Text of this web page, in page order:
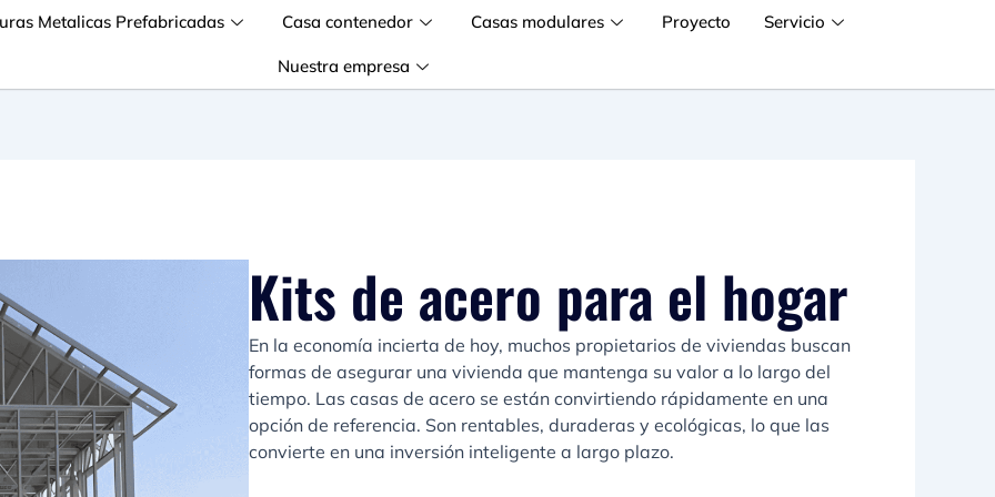
Metalicas Prefabricadas Casa contenedor Casas modulares Proyecto Servicio
Nuestra empresa
Kits de acero para el hogar
En la economía incierta de hoy, muchos propietarios de viviendas buscan
formas de asegurar una vivienda que mantenga su valor a lo largo del
tiempo. Las casas de acero se están convirtiendo rápidamente en una
opción de referencia. Son rentables, duraderas y ecológicas, lo que las
convierte en una inversión inteligente a largo plazo.